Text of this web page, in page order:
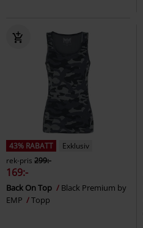
43% RABATT
Exklusiv
rek-pris 299:-
169:-
Back On Top
Black Premium by
EMP
Topp